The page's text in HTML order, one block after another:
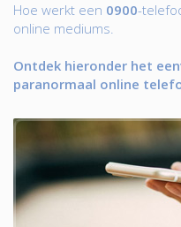
Hoe werkt een 0900-
online mediums.
Ontdek hieronder het
paranormaal online